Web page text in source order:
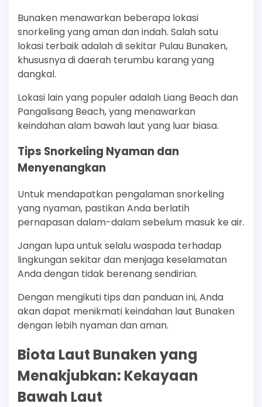
Bunaken menawarkan beberapa lokasi
snorkeling yang aman dan indah. Salah satu
lokasi terbaik adalah di sekitar Pulau Bunaken,
khususnya di daerah terumbu karang yang
dangkal.
Lokasi lain yang populer adalah Liang Beach dan
Pangalisang Beach, yang menawarkan
keindahan alam bawah laut yang luar biasa.
Tips Snorkeling Nyaman dan
Menyenangkan
Untuk mendapatkan pengalaman snorkeling
yang nyaman, pastikan Anda berlatih
pernapasan dalam-dalam sebelum masuk ke air.
Jangan lupa untuk selalu waspada terhadap
lingkungan sekitar dan menjaga keselamatan
Anda dengan tidak berenang sendirian.
Dengan mengikuti tips dan panduan ini, Anda
akan dapat menikmati keindahan laut Bunaken
dengan lebih nyaman dan aman.
Biota Laut Bunaken yang
Menakjubkan: Kekayaan
Bawah Laut